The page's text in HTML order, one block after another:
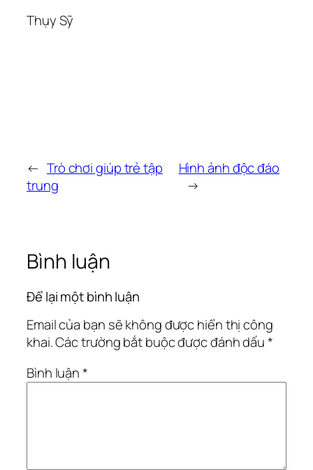
Thụy Sỹ
← Trò chơi giúp trẻ tập
trung
Hình ảnh độc đáo
→
Bình luận
Để lại một bình luận
Email của bạn sẽ không được hiển thị công
khai.Các trường bắt buộc được đánh dấu*
Bình luận*